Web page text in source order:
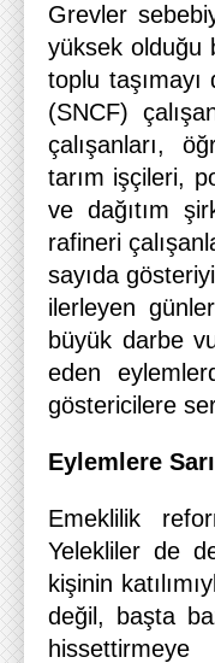
Grevler
yüksek olduğu
toplu
(SNCF)
çalışanları,
tarım işçileri,
ve dağıtım
rafineri
sayıda
ilerleyen
büyük darbe
eden
göstericilere
Eylemlere
Emeklilik
Yelekliler de
kişinin
değil, başta